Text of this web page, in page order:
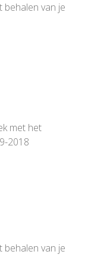
behalen van je
met het
2018
behalen van je